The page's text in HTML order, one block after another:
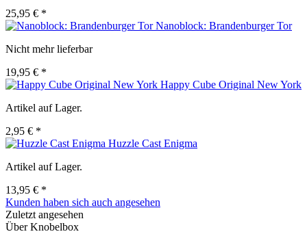
25,95 € *
Nanoblock: Brandenburger Tor
Nicht mehr lieferbar
19,95 € *
Happy Cube Original New York
Artikel auf Lager.
2,95 € *
Huzzle Cast Enigma
Artikel auf Lager.
13,95 € *
Kunden haben sich auch angesehen
Zuletzt angesehen
Über Knobelbox